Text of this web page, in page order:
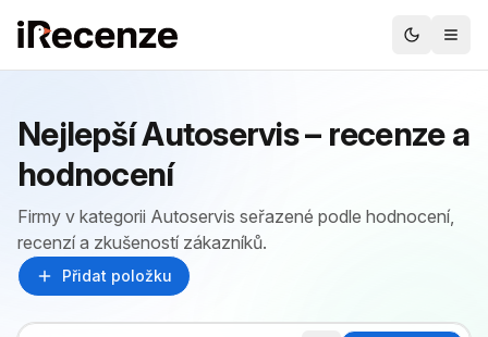
Nejlepší Autoservis – recenze a
hodnocení
Firmy v kategorii Autoservis seřazené podle hodnocení,
recenzí a zkušeností zákazníků.
Přidat položku